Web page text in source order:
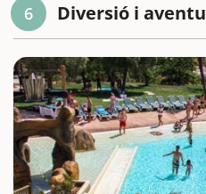
6 Diversió i